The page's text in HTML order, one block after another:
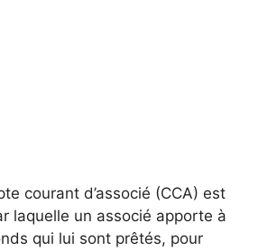
courant d’associé (CCA) est
laquelle un associé apporte à
qui lui sont prêtés, pour